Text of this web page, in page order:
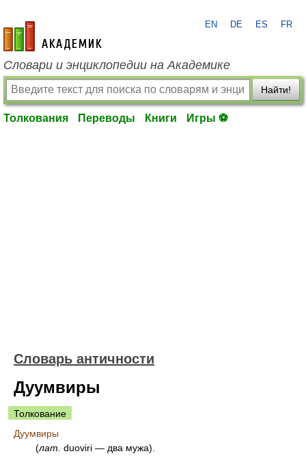
academic.ru
EN DE ES FR
Словари и энциклопедии на Академике
Найти!
Толкования Переводы Книги Игры ⚽
Словарь античности
Дуумвиры
Толкование
Дуумвиры
(лат. duoviri — два мужа).